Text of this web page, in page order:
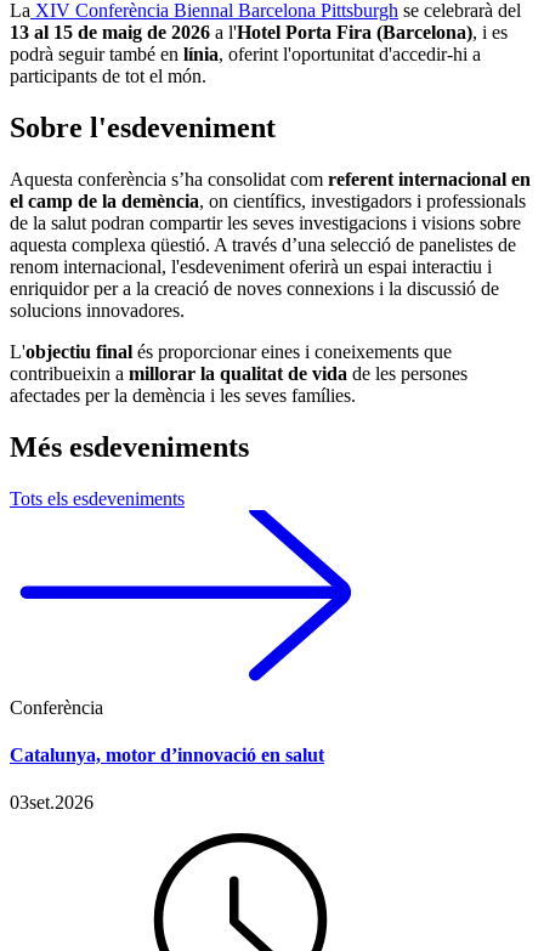
La XIV Conferència Biennal Barcelona Pittsburgh se celebrarà del
13 al 15 de maig de 2026 a l'Hotel Porta Fira (Barcelona), i es
podrà seguir també en línia, oferint l'oportunitat d'accedir-hi a
participants de tot el món.
Sobre l'esdeveniment
Aquesta conferència s’ha consolidat com referent internacional en
el camp de la demència, on científics, investigadors i professionals
de la salut podran compartir les seves investigacions i visions sobre
aquesta complexa qüestió. A través d’una selecció de panelistes de
renom internacional, l'esdeveniment oferirà un espai interactiu i
enriquidor per a la creació de noves connexions i la discussió de
solucions innovadores.
L'objectiu final és proporcionar eines i coneixements que
contribueixin a millorar la qualitat de vida de les persones
afectades per la demència i les seves famílies.
Més esdeveniments
Tots els esdeveniments
Conferència
Catalunya, motor d’innovació en salut
03set.2026